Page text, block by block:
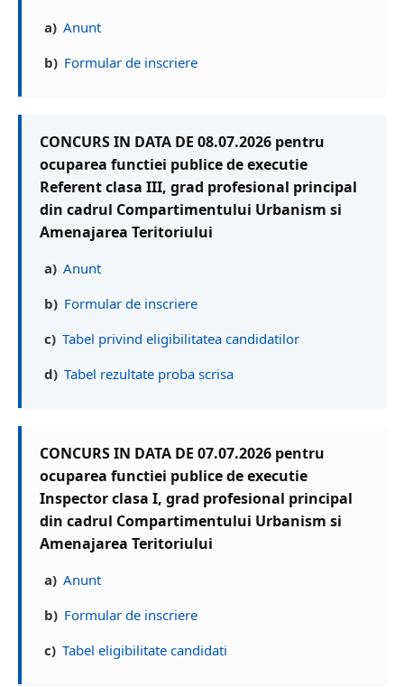
a) Anunt
b) Formular de inscriere
CONCURS IN DATA DE 08.07.2026 pentru
ocuparea functiei publice de executie
Referent clasa III, grad profesional principal
din cadrul Compartimentului Urbanism si
Amenajarea Teritoriului
a) Anunt
b) Formular de inscriere
c) Tabel privind eligibilitatea candidatilor
d) Tabel rezultate proba scrisa
CONCURS IN DATA DE 07.07.2026 pentru
ocuparea functiei publice de executie
Inspector clasa I, grad profesional principal
din cadrul Compartimentului Urbanism si
Amenajarea Teritoriului
a) Anunt
b) Formular de inscriere
c) Tabel eligibilitate candidati